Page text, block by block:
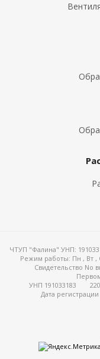
ЧТУП "Фалина" УНП:
Режим работы: Пн , Вт ,
Свидетельство No
УНП 191033183
Дата